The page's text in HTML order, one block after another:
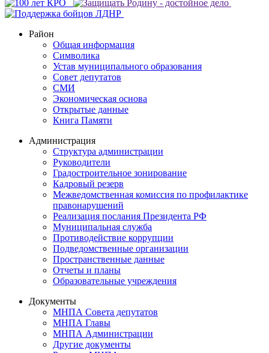
Район
Общая информация
Символика
Устав муниципального образования
Совет депутатов
СМИ
Экономическая основа
Открытые данные
Книга Памяти
Администрация
Структура администрации
Руководители
Градостроительное зонирование
Кадровый резерв
Межведомственная комиссия по профилактике
правонарушений
Реализация послания Президента РФ
Муниципальная служба
Противодействие коррупции
Подведомственные организации
Пространственные данные
Отчеты и планы
Образовательные учреждения
Документы
МНПА Совета депутатов
МНПА Главы
МНПА Администрации
Другие документы